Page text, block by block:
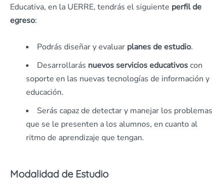
Educativa, en la UERRE, tendrás el siguiente perfil de
egreso:
Podrás diseñar y evaluar planes de estudio.
Desarrollarás nuevos servicios educativoscon
soporte en las nuevas tecnologías de información y
educación.
Serás capaz de detectar y manejar los problemas
que se le presenten a los alumnos, en cuanto al
ritmo de aprendizaje que tengan.
Modalidad de Estudio